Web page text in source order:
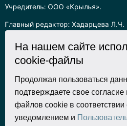
Учредитель: ООО «Крылья».
Главный редактор: Хадарцева Л.Ч.
Информация на сайте
Все права на любые материалы,
защищены в соответствии с
об интеллектуальной
текстовых, фото, аудио и
с согласия правообладателя (ООО
наличии ссылки на ресурс. Для
гиперссылка.
На нашем сайте
cookie-файлы
Продолжая пользоваться
подтверждаете свое
файлов cookie в
уведомлением и